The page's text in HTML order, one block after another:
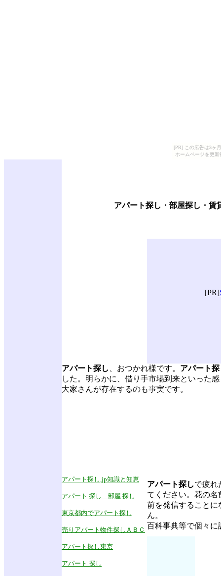
[PR] この広告は3ヶ
ホームページを更
アパート探し・部屋探し・賃
[PR]
アパート探し 、おつかれ様です。 アパート探
した。明らかに、借り手市場到来といった
大家さんが存在するのも事実です。
アパート探し,jp知識と知恵
アパート 探し 部屋 探し
東京都内でアパート探し
売りアパート物件探しＡＢＣ
アパート探し東京
アパート 探し
アパート探しで疲れ
てください。花の名
前を発信することに
ん。
百科事典等で個々に